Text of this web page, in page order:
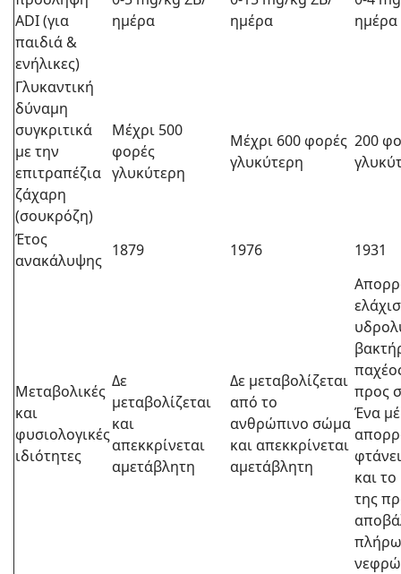
ADI (για
παιδιά &
ενήλικες)
ημέρα
ημέρα
ημέρα
Γλυκαντική
δύναμη
συγκριτικά
με την
επιτραπέζια
ζάχαρη
(σουκρόζη)
Μέχρι 500
φορές
γλυκύτερη
Μέχρι 600 φορές
γλυκύτερη
200
Έτος
ανακάλυψης
1879 1976 1931
Μεταβολικές
και
φυσιολογικές
ιδιότητες
Δε
μεταβολίζεται
και
απεκκρίνεται
αμετάβλητη
Δε μεταβολίζεται
από το
ανθρώπινο σώμα
και απεκκρίνεται
αμετάβλητη
προς
Ένα
και
της